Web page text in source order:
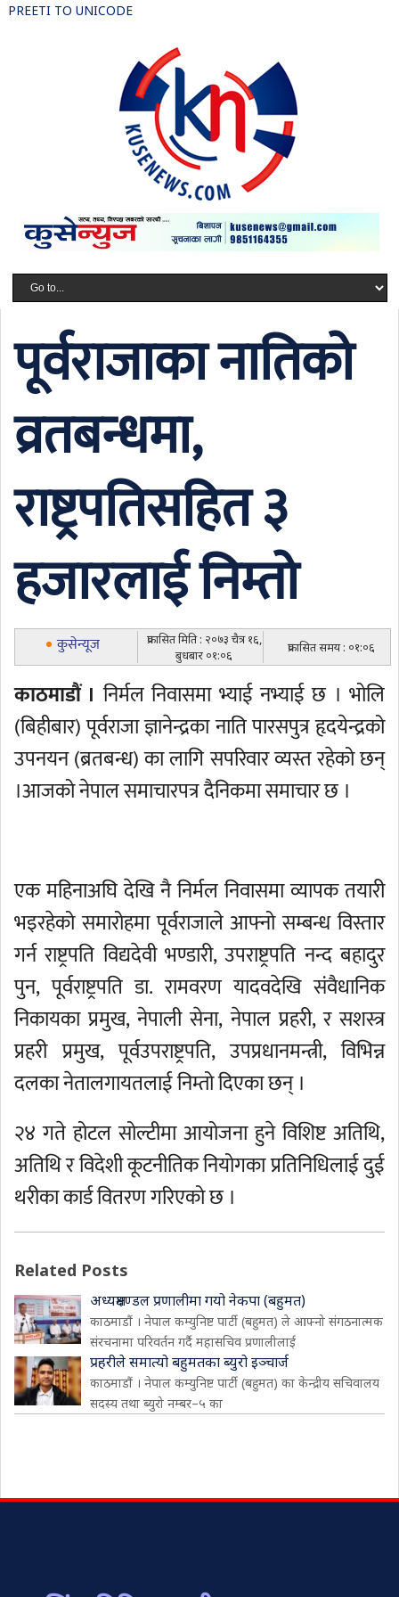
PREETI TO UNICODE
पूर्वराजाका नातिको
व्रतबन्धमा,
राष्ट्रपतिसहित ३
हजारलाई निम्तो
कुसेन्यूज
प्रकासित मिति : २०७३ चैत्र १६,
बुधबार ०१:०६
प्रकासित समय : ०१:०६
काठमाडौं । निर्मल निवासमा भ्याई नभ्याई छ । भोलि
(बिहीबार) पूर्वराजा ज्ञानेन्द्रका नाति पारसपुत्र हृदयेन्द्रको
उपनयन (ब्रतबन्ध) का लागि सपरिवार व्यस्त रहेको छन्
।आजको नेपाल समाचारपत्र दैनिकमा समाचार छ ।
एक महिनाअघि देखि नै निर्मल निवासमा व्यापक तयारी
भइरहेको समारोहमा पूर्वराजाले आफ्नो सम्बन्ध विस्तार
गर्न राष्ट्रपति विद्यदेवी भण्डारी, उपराष्ट्रपति नन्द बहादुर
पुन, पूर्वराष्ट्रपति डा. रामवरण यादवदेखि संवैधानिक
निकायका प्रमुख, नेपाली सेना, नेपाल प्रहरी, र सशस्त्र
प्रहरी प्रमुख, पूर्वउपराष्ट्रपति, उपप्रधानमन्त्री, विभिन्न
दलका नेतालगायतलाई निम्तो दिएका छन् ।
२४ गते होटल सोल्टीमा आयोजना हुने विशिष्ट अतिथि,
अतिथि र विदेशी कूटनीतिक नियोगका प्रतिनिधिलाई दुई
थरीका कार्ड वितरण गरिएको छ ।
Related Posts
अध्यक्षमण्डल प्रणालीमा गयो नेकपा (बहुमत)
काठमाडौं । नेपाल कम्युनिष्ट पार्टी (बहुमत) ले आफ्नो संगठनात्मक
संरचनामा परिवर्तन गर्दै महासचिव प्रणालीलाई
प्रहरीले समात्यो बहुमतका ब्युरो इञ्चार्ज
काठमाडौं । नेपाल कम्युनिष्ट पार्टी (बहुमत) का केन्द्रीय सचिवालय
सदस्य तथा ब्युरो नम्बर–५ का